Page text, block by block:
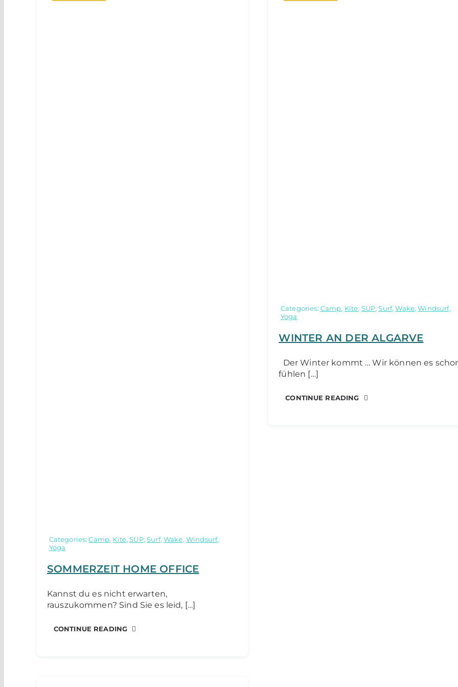
Categories:Camp, Kite,SUP,Surf,Wake, Windsurf,
Yoga
SOMMERZEIT HOME OFFICE
Kannst du es nicht erwarten,
rauszukommen? Sind Sie es leid, […]
CONTINUE READING
Categories: Camp, Kite, SUP,Surf,Wake,Windsurf,
Yoga
WINTER AN DER ALGARVE
Der Winter kommt … Wir können es
fühlen […]
CONTINUE READING